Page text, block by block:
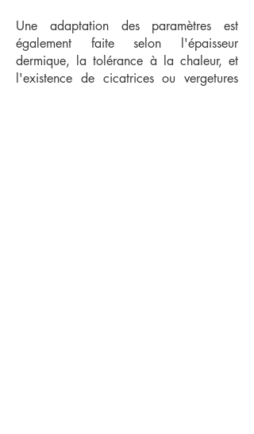
Une adaptation des paramètres est
également faite selon l'épaisseur
dermique, la tolérance à la chaleur, et
l'existence de cicatrices ou vergetures